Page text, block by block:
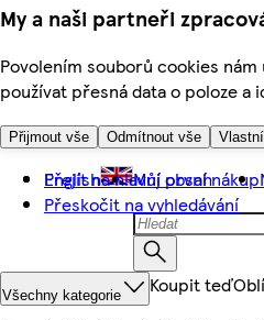
My a naši partneři
Povolením souborů cookies
používat přesná data o poloze a
Přijmout vše Odmítnout vše
Přejít na hlavní obsah
Přeskočit na vyhledávání
English Můj první nákup
Všechny kategorie Koupit teď